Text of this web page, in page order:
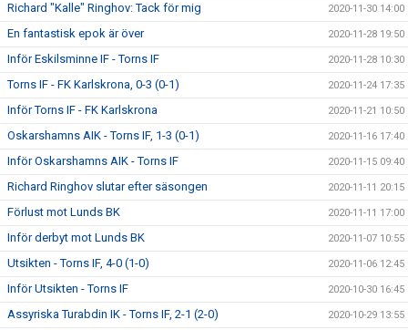
Richard "Kalle" Ringhov: Tack för mig 2020-11-30 14:00
En fantastisk epok är över 2020-11-28 19:50
Inför Eskilsminne IF - Torns IF 2020-11-28 10:30
Torns IF - FK Karlskrona, 0-3 (0-1) 2020-11-24 17:35
Inför Torns IF - FK Karlskrona 2020-11-21 10:50
Oskarshamns AIK - Torns IF, 1-3 (0-1) 2020-11-16 17:40
Inför Oskarshamns AIK - Torns IF 2020-11-15 09:40
Richard Ringhov slutar efter säsongen 2020-11-11 20:15
Förlust mot Lunds BK 2020-11-11 17:00
Inför derbyt mot Lunds BK 2020-11-07 10:55
Utsikten - Torns IF, 4-0 (1-0) 2020-11-06 12:45
Inför Utsikten - Torns IF 2020-10-30 16:45
Assyriska Turabdin IK - Torns IF, 2-1 (2-0) 2020-10-29 13:55